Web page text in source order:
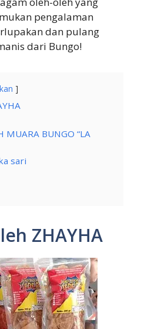
pengalaman
dan pulang
dari Bungo!
MUARA BUNGO “LA
sari
ZHAYHA